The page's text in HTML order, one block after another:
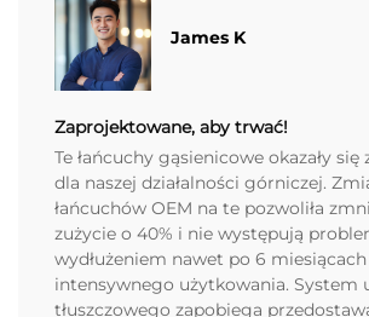
James K
Zaprojektowane, aby trwać!
Te łańcuchy gąsienicowe okazały
dla naszej działalności górniczej.
łańcuchów OEM na te pozwoliła
zużycie o 40% i nie występują
wydłużeniem nawet po 6 miesiącach
intensywnego użytkowania. System
tłuszczowego zapobiega